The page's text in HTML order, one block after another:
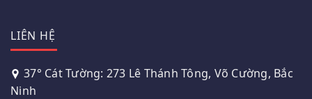
LIÊN HỆ
37° Cát Tường: 273 Lê Thánh Tông, Võ Cường, Bắc
Ninh